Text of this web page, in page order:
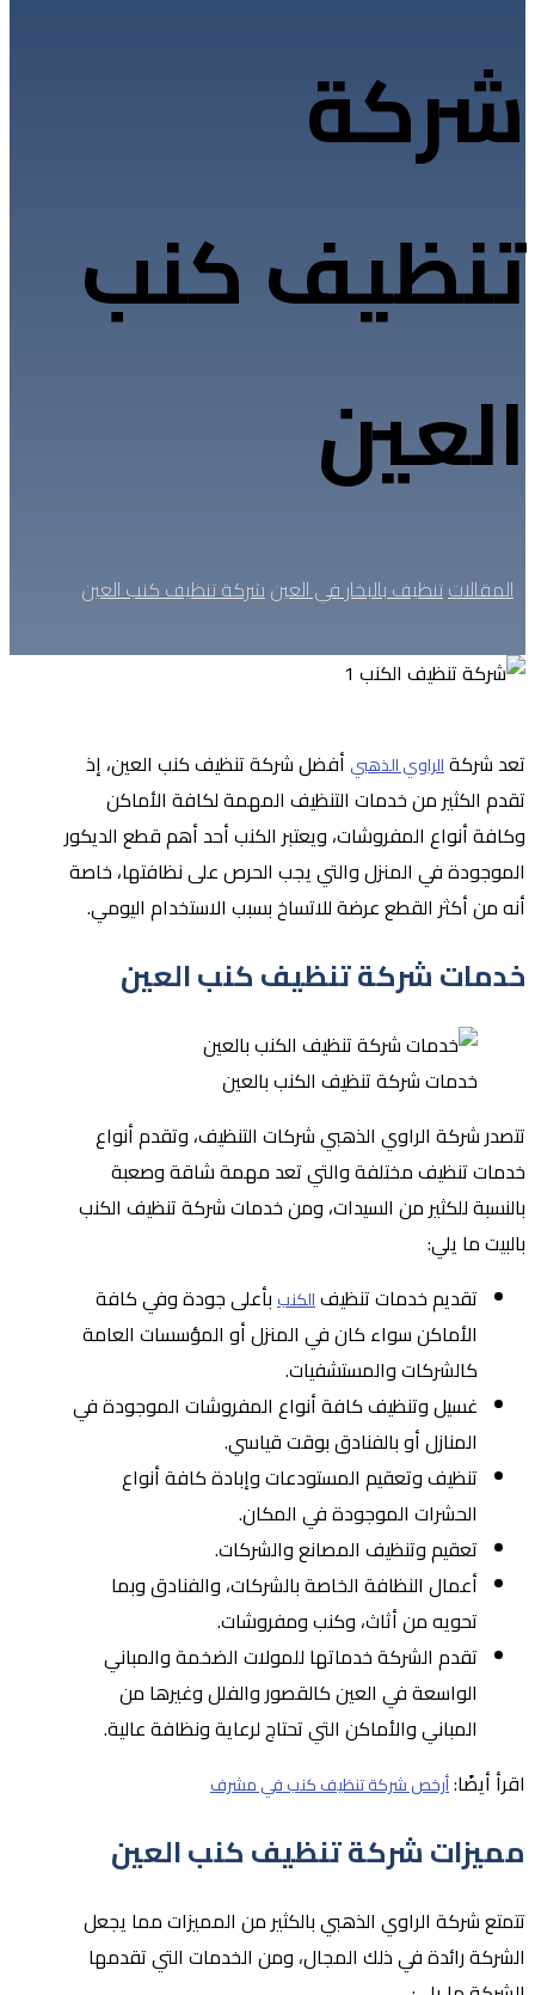
شركة
تنظيف كنب
العين
المقالاتتنظيف بالبخار في العينشركة تنظيف كنب العين
تعد شركةالراوي الذهبي أفضل شركة تنظيف كنب العين، إذ
تقدم الكثير من خدمات التنظيف المهمة لكافة الأماكن
وكافة أنواع المفروشات، ويعتبر الكنب أحد أهم قطع الديكور
الموجودة في المنزل والتي يجب الحرص على نظافتها، خاصة
أنه من أكثر القطع عرضة للاتساخ بسبب الاستخدام اليومي.
خدمات شركة تنظيف كنب العين
خدمات شركة تنظيف الكنب بالعين
تتصدر شركة الراوي الذهبي شركات التنظيف، وتقدم أنواع
خدمات تنظيف مختلفة والتي تعد مهمة شاقة وصعبة
بالنسبة للكثير من السيدات، ومن خدمات شركة تنظيف الكنب
بالبيت ما يلي:
تقديم خدمات تنظيفالكنببأعلى جودة وفي كافة
الأماكن سواء كان في المنزل أو المؤسسات العامة
كالشركات والمستشفيات.
غسيل وتنظيف كافة أنواع المفروشات الموجودة في
المنازل أو بالفنادق بوقت قياسي.
تنظيف وتعقيم المستودعات وإبادة كافة أنواع
الحشرات الموجودة في المكان.
تعقيم وتنظيف المصانع والشركات.
أعمال النظافة الخاصة بالشركات، والفنادق وبما
تحويه من أثاث، وكنب ومفروشات.
تقدم الشركة خدماتها للمولات الضخمة والمباني
الواسعة في العين كالقصور والفلل وغيرها من
المباني والأماكن التي تحتاج لرعاية ونظافة عالية.
اقرأ أيضًا:أرخص شركة تنظيف كنب في مشرف
مميزات شركة تنظيف كنب العين
تتمتع شركة الراوي الذهبي بالكثير من المميزات مما يجعل
الشركة رائدة في ذلك المجال، ومن الخدمات التي تقدمها